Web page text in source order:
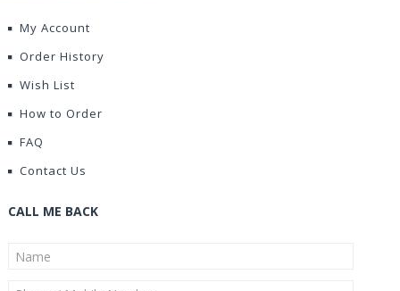
My Account
Order History
Wish List
How to Order
FAQ
Contact Us
CALL ME BACK